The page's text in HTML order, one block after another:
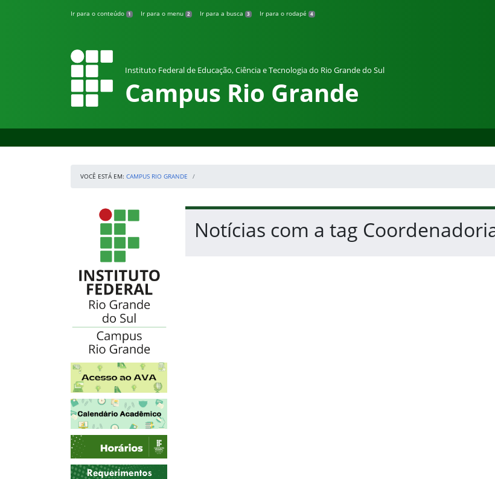
Ir para o conteúdo 1 Ir para o menu 2 Ir para a busca 3 Ir para o rodapé 4
Instituto Federal de Educação, Ciência e Tecnologia do Rio Grande do Sul
Campus Rio Grande
VOCÊ ESTÁ EM: CAMPUS RIO GRANDE
Início da navegação
Acesso ao AVA
Calendário Acadêmico
Horários
Requerimentos para Estudantes
Início do conteúdo
Notícias com a tag